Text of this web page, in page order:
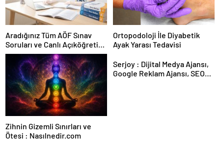
Aradığınız Tüm AÖF Sınav
Soruları ve Canlı Açıköğretim
Forumu Burada
Ortopodoloji İle Diyabetik
Ayak Yarası Tedavisi
Zihnin Gizemli Sınırları ve
Ötesi : Nasılnedir.com
Serjoy : Dijital Medya Ajansı,
Google Reklam Ajansı, SEO